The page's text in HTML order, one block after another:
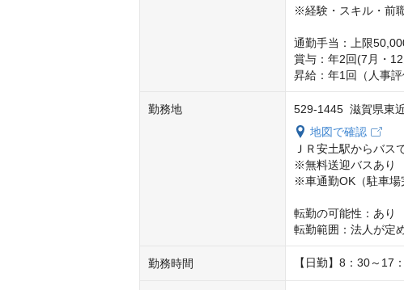
※経験・スキル・前
通勤手当：上限
賞与：年2回(7月・12
昇給：年1回（人事評
勤務地
529-1445 滋賀県東
地図で確認
ＪＲ安土駅からバス
※無料送迎バスあり
※車通勤OK（駐車場
転勤の可能性：あり
転勤範囲：法人が定
勤務時間 【日勤】8：30～17